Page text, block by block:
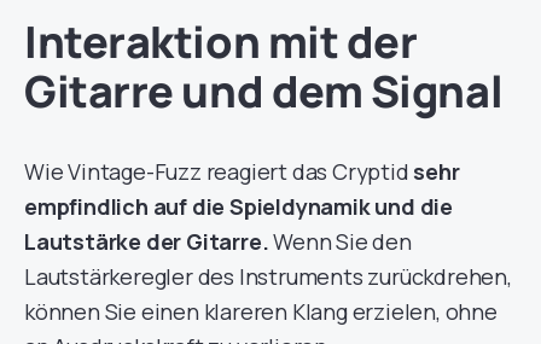
Interaktion mit der
Gitarre und dem Signal
Wie Vintage-Fuzz reagiert das Cryptid sehr
empfindlich auf die Spieldynamik und die
Lautstärke der Gitarre.Wenn Sie den
Lautstärkeregler des Instruments zurückdrehen,
können Sie einen klareren Klang erzielen, ohne